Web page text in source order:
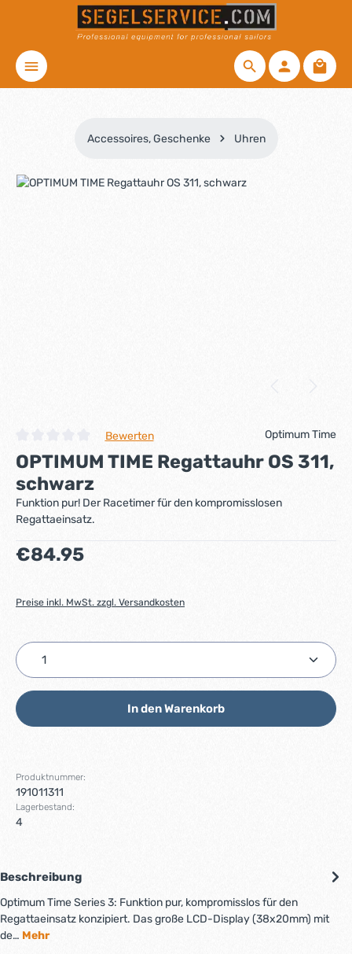
Zum Hauptinhalt springen
Accessoires, Geschenke Uhren
Bildergalerie überspringen
Durchschnittliche Bewertung von 0 von 5 Sternen
Bewerten Optimum Time
OPTIMUM TIME Regattauhr OS 311,
schwarz
Funktion pur! Der Racetimer für den kompromisslosen
Regattaeinsatz.
Regulärer Preis:
€84.95
Preise inkl. MwSt. zzgl. Versandkosten
Produkt Anzahl: Gib den gewünschten Wert ein
In den Warenkorb
Produktnummer:
191011311
Lagerbestand:
4
Beschreibung
Optimum Time Series 3: Funktion pur, kompromisslos für den
Regattaeinsatz konzipiert. Das große LCD-Display (38x20mm) mit
de… Mehr